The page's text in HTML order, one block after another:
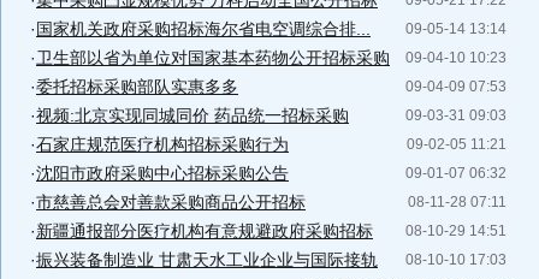
09-05-14 13:14
· 国家机关政府采购招标海尔省电空调综合排...
09-04-10 10:23
·卫生部以省为单位对国家基本药物公开招标采购
09-04-09 07:53
·委托招标采购部队实惠多多
09-03-31 09:03
·视频:北京实现同城同价 药品统一招标采购
09-02-05 11:21
·石家庄规范医疗机构招标采购行为
09-01-07 06:32
·沈阳市政府采购中心招标采购公告
08-11-28 07:11
·市慈善总会对善款采购商品公开招标
08-10-29 14:51
·新疆通报部分医疗机构有意规避政府采购招标
08-10-10 17:03
·振兴装备制造业 甘肃天水工业企业与国际接轨